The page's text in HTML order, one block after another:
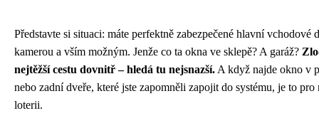
Představte si situaci: máte perfektně zabezpečené hlavní vchodové
kamerou a vším možným. Jenže co ta okna ve sklepě? A garáž?
nejtěžší cestu dovnitř – hledá tu nejsnazší. A když najde okno v
nebo zadní dveře, které jste zapomněli zapojit do systému, je to
loterii.